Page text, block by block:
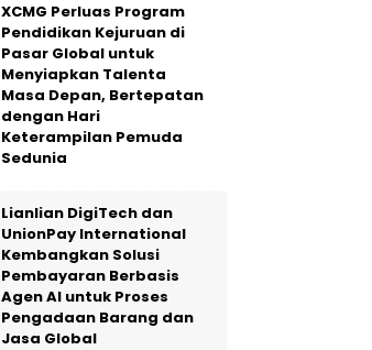
XCMG Perluas Program
Pendidikan Kejuruan di
Pasar Global untuk
Menyiapkan Talenta
Masa Depan, Bertepatan
dengan Hari
Keterampilan Pemuda
Sedunia
Lianlian DigiTech dan
UnionPay International
Kembangkan Solusi
Pembayaran Berbasis
Agen AI untuk Proses
Pengadaan Barang dan
Jasa Global